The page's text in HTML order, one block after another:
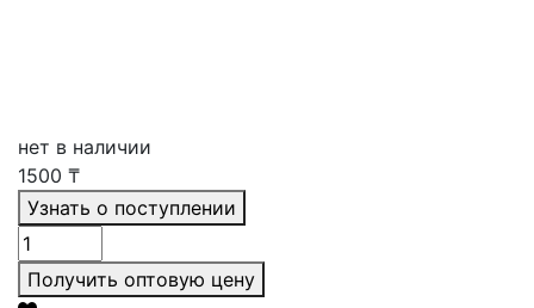
нет в наличии
1500 ₸
Узнать о поступлении
Получить оптовую цену